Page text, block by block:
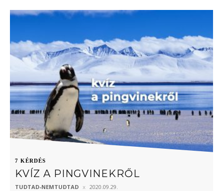
7 KÉRDÉS
KVÍZ A PINGVINEKRŐL
TUDTAD-NEMTUDTAD 2020.09.29.